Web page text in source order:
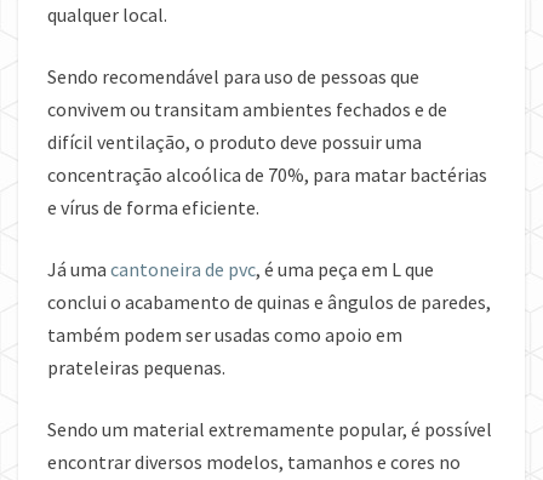
qualquer local.
Sendo recomendável para uso de pessoas que
convivem ou transitam ambientes fechados e de
difícil ventilação, o produto deve possuir uma
concentração alcoólica de 70%, para matar bactérias
e vírus de forma eficiente.
Já uma cantoneira de pvc, é uma peça em L que
conclui o acabamento de quinas e ângulos de paredes,
também podem ser usadas como apoio em
prateleiras pequenas.
Sendo um material extremamente popular, é possível
encontrar diversos modelos, tamanhos e cores no